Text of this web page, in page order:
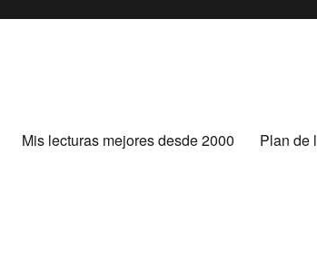
Mis lecturas mejores desde 2000 Plan de